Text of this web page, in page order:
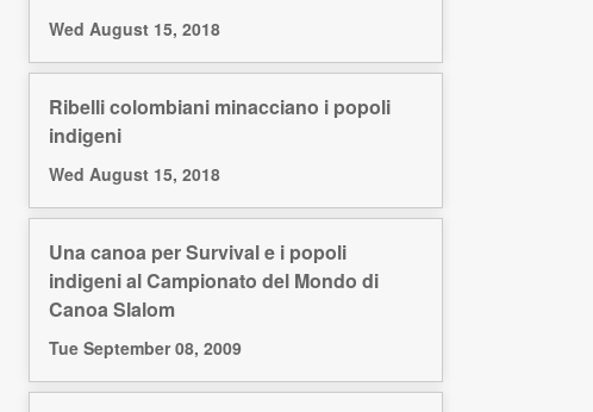
Wed August 15, 2018
Ribelli colombiani minacciano i popoli
indigeni
Wed August 15, 2018
Una canoa per Survival e i popoli
indigeni al Campionato del Mondo di
Canoa Slalom
Tue September 08, 2009